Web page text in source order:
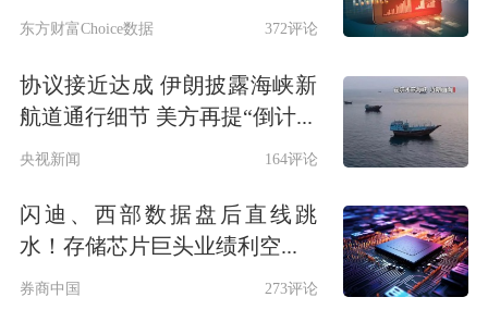
约399亿元。与2024年三季度相比，IPO
年同期，A股新增IPO家数为25家，合
计IPO募集资金约154亿元。
事实上，2025年三季度IPO募资额已超
过上半年总和。2025年上半年，A股共
有51家公司IPO上市，共募集资金
东方财富Choice数据 372评论
协议接近达成 伊朗披露海峡新
航道通行细节 美方再提“倒计...
央视新闻 164评论
闪迪、西部数据盘后直线跳
水！存储芯片巨头业绩利空...
券商中国 273评论